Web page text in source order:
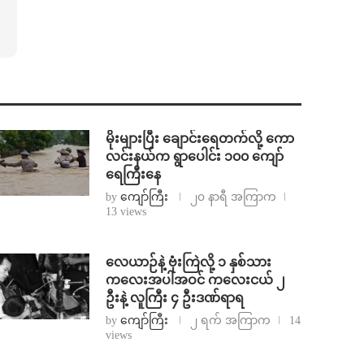
⁨မိုးများပြီး ချောင်းရေတက်လို့ ကော
လင်းနယ်က ရွာပေါင်း ၁၀၀ ကျော်
ရေကြီးနေ
byကျော်ကြီး
၂၀ နာရီ အကြာက
13 views
⁨လေယာဉ်နဲ့ ဗုံးကြဲလို့ ၁ နှစ်သား
ကလေးအပါအဝင် ကလေးငယ် ၂
ဦးနဲ့ လူကြီး ၄ ဦးဒဏ်ရာရ
byကျော်ကြီး ၂ ရက် အကြာက
14
views